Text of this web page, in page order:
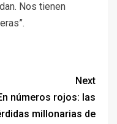
Nos tienen
Next
números rojos: las
millonarias de